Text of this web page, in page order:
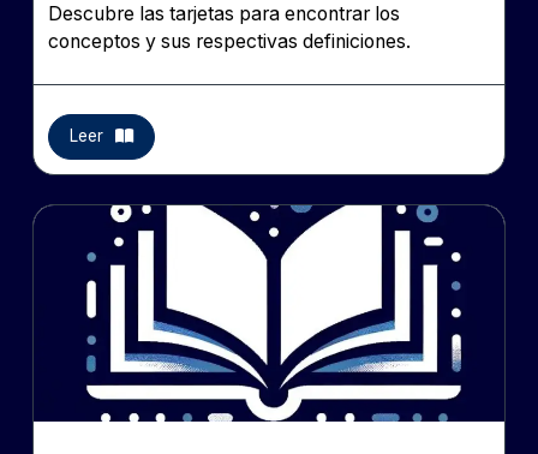
Descubre las tarjetas para encontrar los
conceptos y sus respectivas definiciones.
Leer